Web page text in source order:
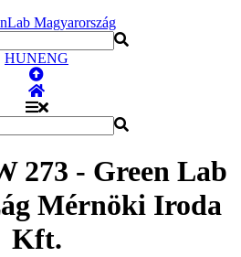
HUNENG
273 - Green Lab
Mérnöki Iroda
Kft.